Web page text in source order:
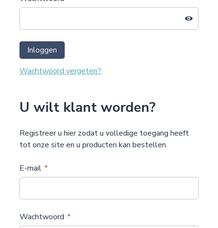
Inloggen
Wachtwoord vergeten?
U wilt klant worden?
Registreer u hier zodat u volledige toegang heeft
tot onze site en u producten kan bestellen.
E-mail
Wachtwoord